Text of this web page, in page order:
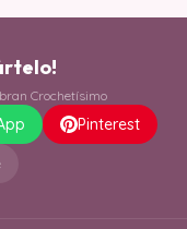
Crochetísimo
Pinterest